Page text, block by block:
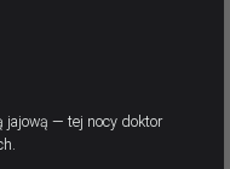
jajową — tej nocy doktor